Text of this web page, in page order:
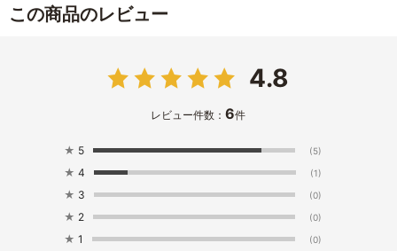
この商品のレビュー
4.8
レビュー件数：6件
★ 5 (5)
★ 4 (1)
★ 3 (0)
★ 2 (0)
★ 1 (0)